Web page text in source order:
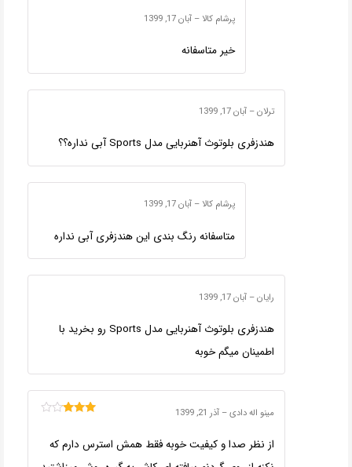
پرشام کالا– آبان 17, 1399
خیر متاسفانه
ترلان– آبان 17, 1399
هندزفری بلوتوث آهنربایی مدل Sports آبی نداره؟؟
پرشام کالا– آبان 17, 1399
متاسفانه رنگ بندی این هندزفری آبی نداره
رایان– آبان 17, 1399
هندزفری بلوتوث آهنربایی مدل Sports رو بخرید با
اطمینان میگم خوبه
مینو اله دادی– آذر 21, 1399
از نظر صدا و کیفیت خوبه فقط همش استرس دارم که